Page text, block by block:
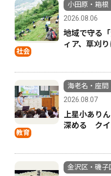
社会
小田原・箱根
2026.08.06
地域で守る
ィア、草刈
教育
海老名・座間
2026.08.07
上星小あり
深める クイ
金沢区・磯子